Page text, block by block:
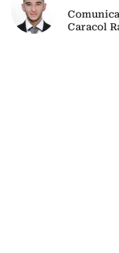
Caracol